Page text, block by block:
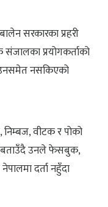
सरकारका प्रहरी
संजालका प्रयोगकर्ताको
नसकिएको
वीटक र पोको
बताउँदै उनले फेसबुक,
दर्ता नहुँदा